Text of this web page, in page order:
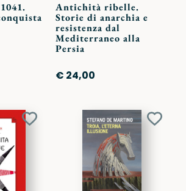
Antichità ribelle.
Storie di anarchia e
resistenza dal
Mediterraneo alla
Persia
€ 24,00
Aggiungi